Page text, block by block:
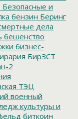
Безопасные и
бензин Беринг
дела
бешенство
бизнес-
БирЗСТ
2
ТЭЦ
военный
культуры и
биткоин